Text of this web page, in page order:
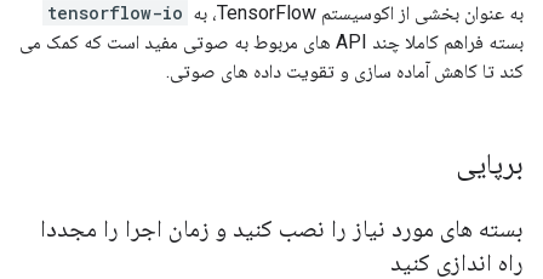
به عنوان بخشی از اکوسیستم TensorFlow، به
tensorflow-io
بسته فراهم کاملا چند API های مربوط به صوتی مفید است که کمک می
کند تا کاهش آماده سازی و تقویت داده های صوتی.
برپایی
بسته های مورد نیاز را نصب کنید و زمان اجرا را مجددا
راه اندازی کنید